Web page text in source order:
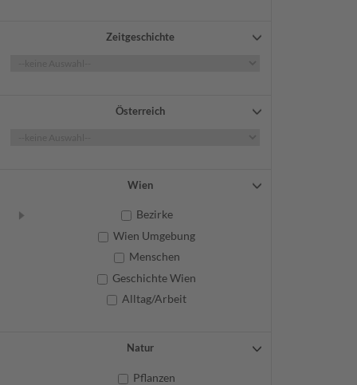
Zeitgeschichte
Österreich
Wien
Bezirke
Wien Umgebung
Menschen
Geschichte Wien
Alltag/Arbeit
Natur
Pflanzen